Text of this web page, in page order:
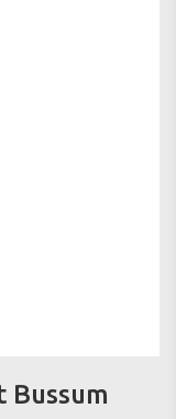
Bussum